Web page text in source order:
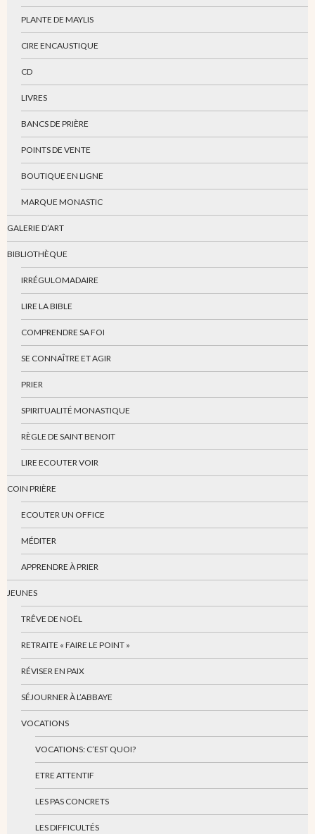
PLANTE DE MAYLIS
CIRE ENCAUSTIQUE
CD
LIVRES
BANCS DE PRIÈRE
POINTS DE VENTE
BOUTIQUE EN LIGNE
MARQUE MONASTIC
GALERIE D’ART
BIBLIOTHÈQUE
IRRÉGULOMADAIRE
LIRE LA BIBLE
COMPRENDRE SA FOI
SE CONNAÎTRE ET AGIR
PRIER
SPIRITUALITÉ MONASTIQUE
RÈGLE DE SAINT BENOIT
LIRE ECOUTER VOIR
COIN PRIÈRE
ECOUTER UN OFFICE
MÉDITER
APPRENDRE À PRIER
JEUNES
TRÊVE DE NOËL
RETRAITE « FAIRE LE POINT »
RÉVISER EN PAIX
SÉJOURNER À L’ABBAYE
VOCATIONS
VOCATIONS: C’EST QUOI?
ETRE ATTENTIF
LES PAS CONCRETS
LES DIFFICULTÉS